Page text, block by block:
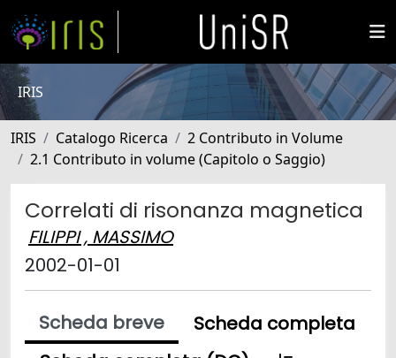
IRIS
IRIS Catalogo Ricerca
2 Contributo in Volume
2.1 Contributo in volume (Capitolo o Saggio)
Correlati di risonanza magnetica
FILIPPI , MASSIMO
2002-01-01
Scheda breve
Scheda completa